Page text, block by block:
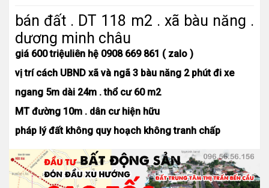
bán đất . DT 118 m2 . xã bàu năng .
dương minh châu
giá 600 triệuliên hệ 0908 669 861 ( zalo )
vị trí cách UBND xã và ngã 3 bàu năng 2 phút đi xe
ngang 5m dài 24m . thổ cư 60 m2
MT đường 10m . dân cư hiện hữu
pháp lý đất không quy hoạch không tranh chấp